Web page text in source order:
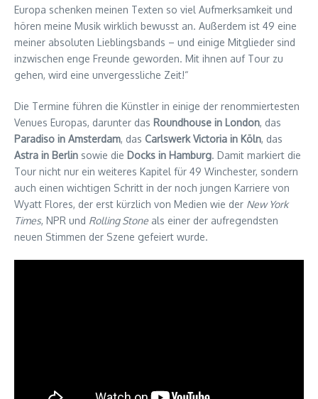
Europa schenken meinen Texten so viel Aufmerksamkeit und
hören meine Musik wirklich bewusst an. Außerdem ist 49 eine
meiner absoluten Lieblingsbands – und einige Mitglieder sind
inzwischen enge Freunde geworden. Mit ihnen auf Tour zu
gehen, wird eine unvergessliche Zeit!“
Die Termine führen die Künstler in einige der renommiertesten
Venues Europas, darunter das Roundhouse in London, das
Paradiso in Amsterdam, das Carlswerk Victoria in Köln, das
Astra in Berlin sowie die Docks in Hamburg. Damit markiert die
Tour nicht nur ein weiteres Kapitel für 49 Winchester, sondern
auch einen wichtigen Schritt in der noch jungen Karriere von
Wyatt Flores, der erst kürzlich von Medien wie der New York
Times, NPR und Rolling Stone als einer der aufregendsten
neuen Stimmen der Szene gefeiert wurde.